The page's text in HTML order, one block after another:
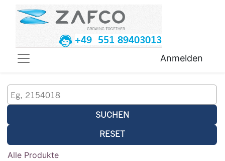
+49 551 89403013
Anmelden
SUCHEN
RESET
Alle Produkte